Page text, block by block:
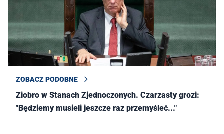
ZOBACZ PODOBNE
Ziobro w Stanach Zjednoczonych. Czarzasty grozi:
"Będziemy musieli jeszcze raz przemyśleć..."